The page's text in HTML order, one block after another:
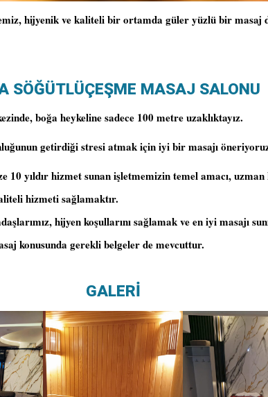
hijyenik ve kaliteli bir ortamda güler yüzlü bir masaj
SÖĞÜTLÜÇEŞME MASAJ SALONU
boğa heykeline sadece 100 metre uzaklıktayız.
getirdiği stresi atmak için iyi bir masajı
10 yıldır hizmet sunan işletmemizin temel amacı,
hizmeti sağlamaktır.
hijyen koşullarını sağlamak ve en iyi masajı
konusunda gerekli belgeler de mevcuttur.
GALERİ